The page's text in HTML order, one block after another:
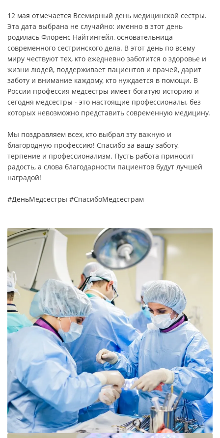
12 мая отмечается Всемирный день медицинской сестры.
Эта дата выбрана не случайно: именно в этот день
родилась Флоренс Найтингейл, основательница
современного сестринского дела. В этот день по всему
миру чествуют тех, кто ежедневно заботится о здоровье и
жизни людей, поддерживает пациентов и врачей, дарит
заботу и внимание каждому, кто нуждается в помощи. В
России профессия медсестры имеет богатую историю и
сегодня медсестры - это настоящие профессионалы, без
которых невозможно представить современную медицину.
Мы поздравляем всех, кто выбрал эту важную и
благородную профессию! Спасибо за вашу заботу,
терпение и профессионализм. Пусть работа приносит
радость, а слова благодарности пациентов будут лучшей
наградой!
#ДеньМедсестры #СпасибоМедсестрам